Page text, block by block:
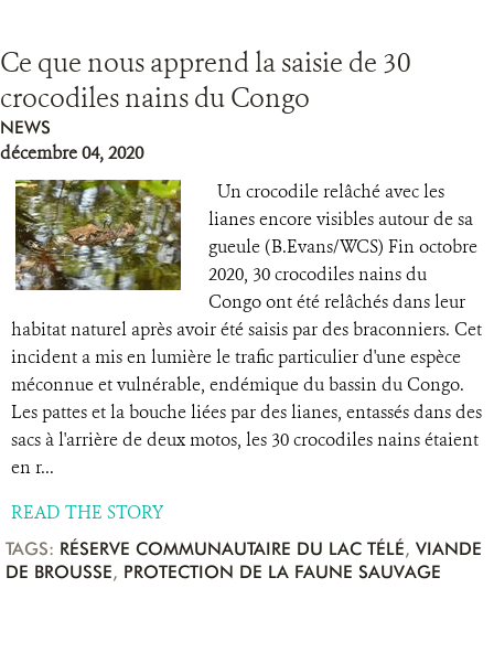
Ce que nous apprend la saisie de 30
crocodiles nains du Congo
NEWS
décembre 04, 2020
Un crocodile relâché avec les
lianes encore visibles autour de sa
gueule (B.Evans/WCS) Fin octobre
2020, 30 crocodiles nains du
Congo ont été relâchés dans leur
habitat naturel après avoir été saisis par des braconniers. Cet
incident a mis en lumière le trafic particulier d'une espèce
méconnue et vulnérable, endémique du bassin du Congo.
Les pattes et la bouche liées par des lianes, entassés dans des
sacs à l'arrière de deux motos, les 30 crocodiles nains étaient
en r...
READ THE STORY
TAGS: RÉSERVE COMMUNAUTAIRE DU LAC TÉLÉ, VIANDE
DE BROUSSE, PROTECTION DE LA FAUNE SAUVAGE